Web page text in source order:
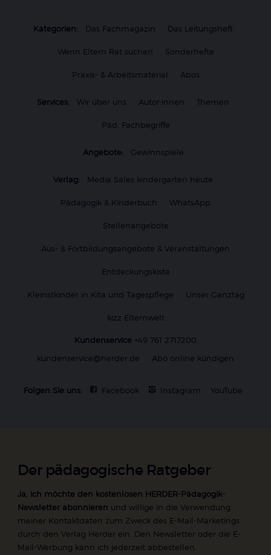
Kategorien: Das Fachmagazin Das Leitungsheft
Wenn Eltern Rat suchen Sonderhefte
Praxis- & Arbeitsmaterial Abos
Services: Wir über uns Autor:innen Themen
Päd. Fachbegriffe
Angebote: Gewinnspiele
Verlag: Media Sales kindergarten heute
Pädagogik & Kinderbuch WhatsApp
Stellenangebote
Aus- & Fortbildungsangebote & Veranstaltungen
Entdeckungskiste
Kleinstkinder in Kita und Tagespflege Unser Ganztag
kizz Elternwelt
Kundenservice +49 761 2717200
kundenservice@herder.de
Abo online kündigen
Folgen Sie uns: Facebook Instagram YouTube
Der pädagogische Ratgeber
Ja, ich möchte den kostenlosen HERDER-Pädagogik-
Newsletter abonnieren und willige in die Verwendung
meiner Kontaktdaten zum Zweck des E-Mail-Marketings
durch den Verlag Herder ein. Den Newsletter oder die E-
Mail-Werbung kann ich jederzeit abbestellen.